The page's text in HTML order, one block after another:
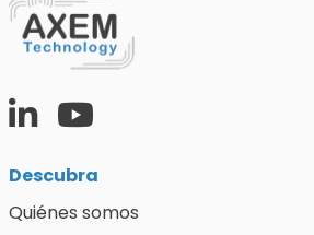
Descubra
Quiénes somos